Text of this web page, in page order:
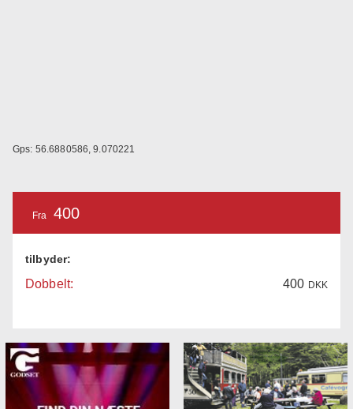
Gps: 56.6880586, 9.070221
Fra 400
tilbyder:
Dobbelt: 400 DKK